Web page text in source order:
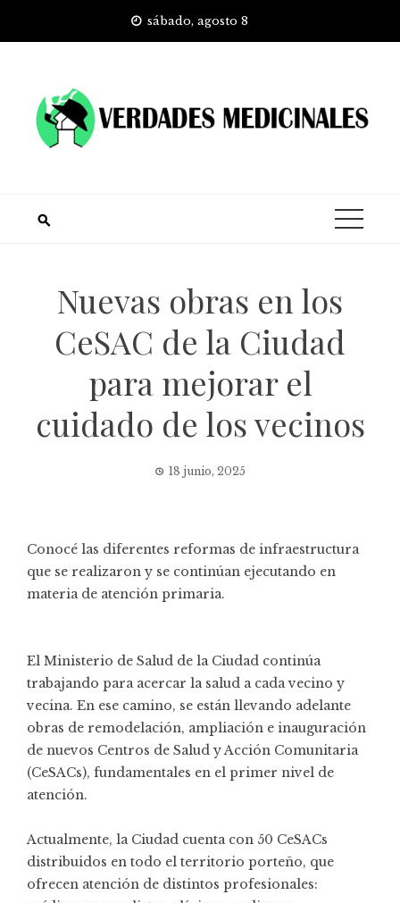
sábado, agosto 8
Nuevas obras en los
CeSAC de la Ciudad
para mejorar el
cuidado de los vecinos
18 junio, 2025
Conocé las diferentes reformas de infraestructura
que se realizaron y se continúan ejecutando en
materia de atención primaria.
El Ministerio de Salud de la Ciudad continúa
trabajando para acercar la salud a cada vecino y
vecina. En ese camino, se están llevando adelante
obras de remodelación, ampliación e inauguración
de nuevos Centros de Salud y Acción Comunitaria
(CeSACs), fundamentales en el primer nivel de
atención.
Actualmente, la Ciudad cuenta con 50 CeSACs
distribuidos en todo el territorio porteño, que
ofrecen atención de distintos profesionales: